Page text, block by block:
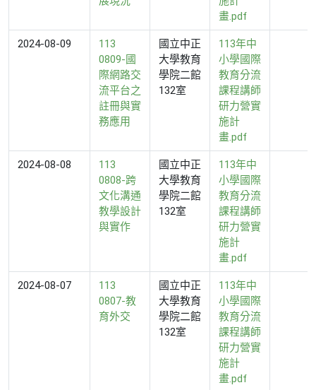
畫.pdf
2024-08-09
113
0809-國
際網路交
流平台之
註冊與實
務應用
國立中正
大學教育
學院二館
132室
113年中
小學國際
教育分流
課程講師
研力營實
施計
畫.pdf
2024-08-08
113
0808-跨
文化溝通
教學設計
與實作
國立中正
大學教育
學院二館
132室
113年中
小學國際
教育分流
課程講師
研力營實
施計
畫.pdf
2024-08-07
113
0807-教
育外交
國立中正
大學教育
學院二館
132室
113年中
小學國際
教育分流
課程講師
研力營實
施計
畫.pdf